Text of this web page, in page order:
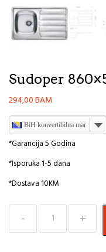
Sudoper
294,00BAM
BiH konvertibilna marka
*Garancija 5 Godina
*Isporuka 1-5 dana
*Dostava 10KM
Sudoper
860x500
Zoom